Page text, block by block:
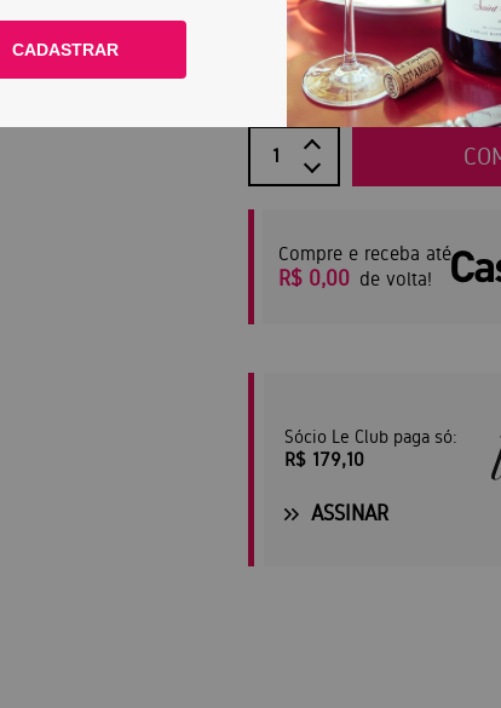
R$ 199,00
Compre e receba até
R$ 0,00 de volta!
Sócio Le Club paga só:
R$ 179,10
ASSINAR
CADASTRAR